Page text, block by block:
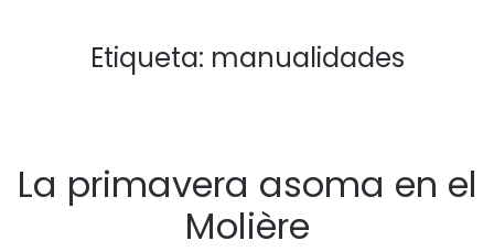
Etiqueta: manualidades
La primavera asoma en el
Molière